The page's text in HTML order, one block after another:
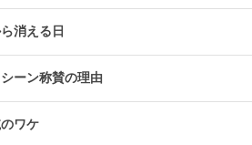
消える日
ーン称賛の理由
ワケ